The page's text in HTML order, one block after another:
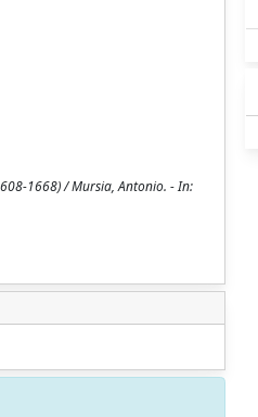
1668) / Mursia, Antonio. - In: